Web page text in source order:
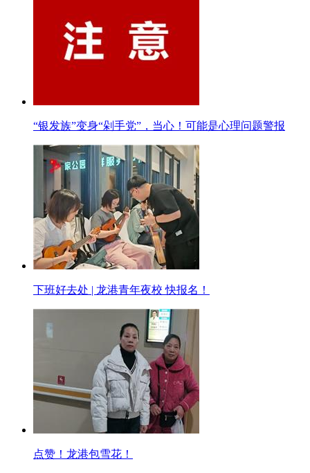
“银发族”变身“剁手党”，当心！可能是心理问题警报
下班好去处 | 龙港青年夜校 快报名！
点赞！龙港包雪花！